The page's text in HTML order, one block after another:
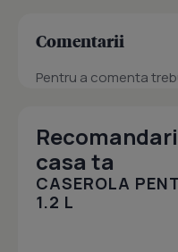
Comentarii
Pentru a comenta
casa ta
CASEROLA
1.2 L